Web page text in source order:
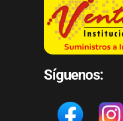
Síguenos: